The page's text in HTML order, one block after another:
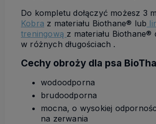
Do kompletu dołączyć możesz 3 m
Kobra z materiału Biothane® lub
treningową z materiału Biothane®
w różnych długościach .
Cechy obroży dla psa
wodoodporna
brudoodporna
mocna, o wysokiej
na zerwania